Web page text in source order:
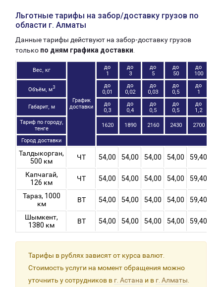
Льготные тарифы на забор/доставку грузов по
области г. Алматы
Данные тарифы действуют на забор-доставку грузов
только по дням графика доставки
Вес, кг
График
доставки
до
1
до
3
до
5
до
50
до
100
Объём, м3
до
0,01
до
0,02
до
0,03
до
0,5
до
1
Габарит, м
до
0,3
до
0,4
до
0,5
до
0,5
до
1,2
Тариф по городу,
тенге
1620 1890 2160 2430 2700
Город доставки
Талдыкорган,
500 км
ЧТ 54,00 54,00 54,00 54,00 59,40
Капчагай,
126 км
ЧТ 54,00 54,00 54,00 54,00 59,40
Тараз, 1000
км
ВТ 54,00 54,00 54,00 54,00 59,40
Шымкент,
1380 км
ВТ 54,00 54,00 54,00 54,00 59,40
Тарифы в рублях зависят от курса валют.
Стоимость услуги на момент обращения можно
уточнить у сотрудников в г. Астана и в г. Алматы